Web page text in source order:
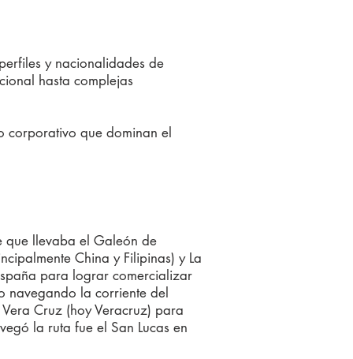
y nacionalidades de
hasta complejas
corporativo que dominan el
que llevaba el Galeón de
China y Filipinas) y La
para lograr comercializar
navegando la corriente del
Cruz (hoy Veracruz) para
la ruta fue el San Lucas en